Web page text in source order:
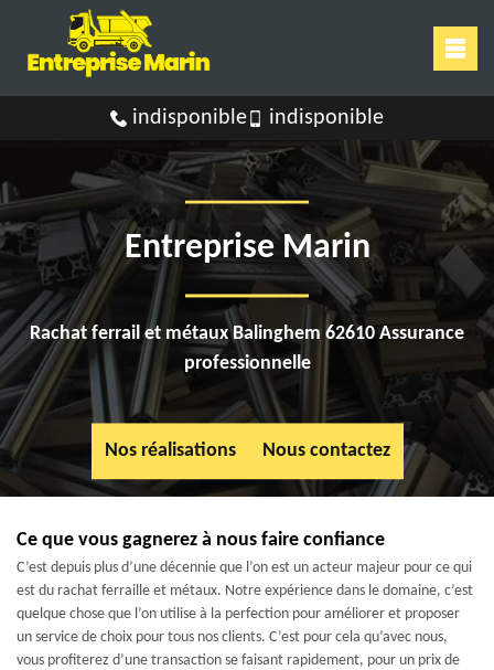
indisponible indisponible
Entreprise Marin
Rachat ferrail et métaux Balinghem 62610 Assurance
professionnelle
Nos réalisations Nous contactez
Ce que vous gagnerez à nous faire confiance
C’est depuis plus d’une décennie que l’on est un acteur majeur pour ce qui
est du rachat ferraille et métaux. Notre expérience dans le domaine, c’est
quelque chose que l’on utilise à la perfection pour améliorer et proposer
un service de choix pour tous nos clients. C’est pour cela qu’avec nous,
vous profiterez d’une transaction se faisant rapidement, pour un prix de